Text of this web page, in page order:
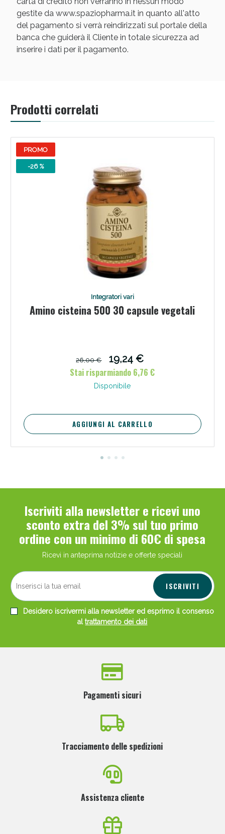
gestite da www.spaziopharma.it in quanto all'atto
del pagamento si verrà reindirizzati sul portale della
banca che guiderà il Cliente in totale sicurezza ad
inserire i dati per il pagamento.
Prodotti correlati
PROMO
-26 %
Integratori vari
Amino cisteina 500 30 capsule vegetali
26,00 €
19,24 €
Stai risparmiando 6,76 €
Disponibile
AGGIUNGI AL CARRELLO
Iscriviti alla newsletter e ricevi uno
sconto extra del 3% sul tuo primo
ordine con un minimo di 60€ di spesa
Ricevi in anteprima notizie e offerte speciali
ISCRIVITI
Desidero iscrivermi alla newsletter ed esprimo il consenso
altrattamento dei dati
Pagamenti sicuri
Tracciamento delle spedizioni
Assistenza cliente